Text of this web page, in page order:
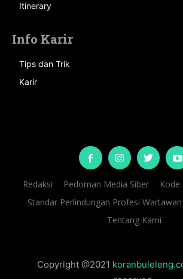
Itinerary
Info Karir
Tips dan Trik
Karir
Redaksi Pedoman Media Siber
Kode
Standar Perlindungan Profesi Wartawan
Tentang Kami
Copyright @2021